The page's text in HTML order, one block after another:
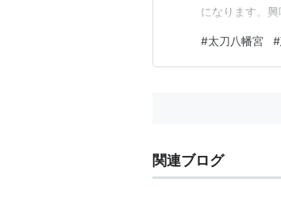
になります。
17（1548）年
#太刀八幡宮 #
関連ブログ